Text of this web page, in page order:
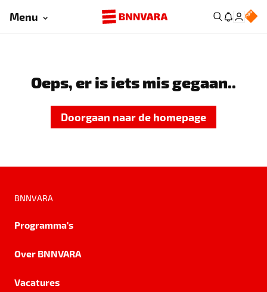
Menu
Oeps, er is iets mis gegaan..
Doorgaan naar de homepage
BNNVARA
Programma's
Over BNNVARA
Vacatures